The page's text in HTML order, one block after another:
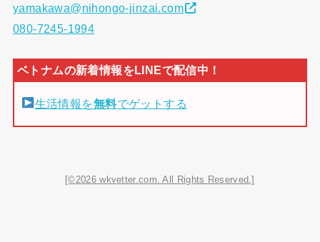
yamakawa@nihongo-jinzai.com
080-7245-1994
生活情報を無料でゲットする
[©2026 wkvetter.com. All Rights Reserved.]